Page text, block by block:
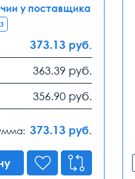
у поставщика
373.13 руб.
363.39 руб.
356.90 руб.
373.13 руб.